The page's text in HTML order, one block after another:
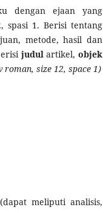
dengan ejaan yang
spasi 1. Berisi tentang
metode, hasil dan
judulartikel,objek
roman, size 12, space 1)
meliputi analisis,